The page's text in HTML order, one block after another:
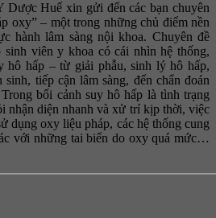
Huế xin gửi đến các bạn chuyên
oxy” – một trong những chủ điểm nền
hành lâm sàng nội khoa. Chuyên đề
viên y khoa có cái nhìn hệ thống,
hô hấp – từ giải phẫu, sinh lý hô hấp,
tiếp cận lâm sàng, đến chẩn đoán
bối cảnh suy hô hấp là tình trạng
nhận diện nhanh và xử trí kịp thời, việc
dụng oxy liệu pháp, các hệ thống cung
với những tai biến do oxy quá mức…